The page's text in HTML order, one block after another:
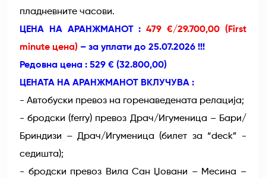
пладневните часови.
ЦЕНА НА АРАНЖМАНОТ : 479 €/29.700,00 (First
minute цена) – за уплати до 25.07.2026 !!!
Редовна цена : 529 € (32.800,00)
ЦЕНАТА НА АРАНЖМАНОТ ВКЛУЧУВА :
- Автобуски превоз на горенаведената релација;
- бродски (ferry) превоз Драч/Игуменица – Бари/
Бриндизи – Драч/Игуменица (билет за “deck” -
седишта);
- бродски превоз Вила Сан Џовани – Месина –